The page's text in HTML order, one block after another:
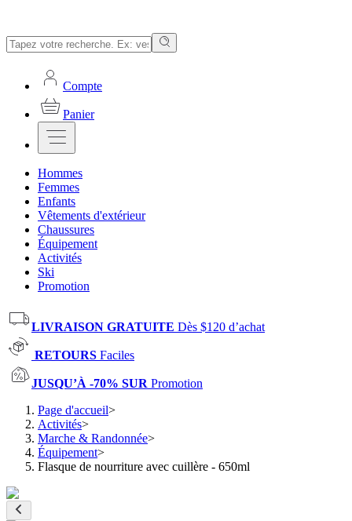
Compte
Panier
Hommes
Femmes
Enfants
Vêtements d'extérieur
Chaussures
Équipement
Activités
Ski
Promotion
LIVRAISON GRATUITE Dès $120 d’achat
RETOURS Faciles
JUSQU’À -70% SUR Promotion
Page d'accueil>
Activités>
Marche & Randonnée>
Équipement>
Flasque de nourriture avec cuillère - 650ml